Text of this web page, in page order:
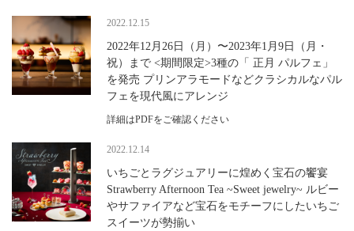
2022.12.15
2022年12月26日（月）〜2023年1月9日（月・
祝）まで <期間限定>3種の「 正月 パルフェ」
を発売 プリンアラモードなどクラシカルなパル
フェを現代風にアレンジ
詳細はPDFをご確認ください
2022.12.14
いちごとラグジュアリーに煌めく宝石の饗宴
Strawberry Afternoon Tea ~Sweet jewelry~ ルビー
やサファイアなど宝石をモチーフにしたいちご
スイーツが勢揃い